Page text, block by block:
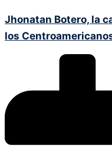
Jhonatan Botero, la
los